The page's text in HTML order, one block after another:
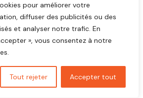
pour améliorer votre
diffuser des publicités ou des
et analyser notre trafic. En
», vous consentez à notre
Tout rejeter Accepter tout
fiable et réactif dansBailly
nos clients satisfaits qui ont
interviennent pour toutes vos